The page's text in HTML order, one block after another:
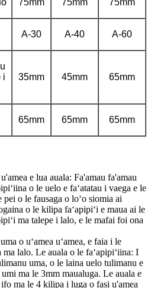
75mm 75mm 75mm
A-30 A-40 A-60
i
35mm 45mm 65mm
65mm 65mm 65mm
e lua auala: Fa'amau fa'amau
o le uelo e faʻatatau i vaega e le
pei o le fausaga o loʻo siomia ai
o le kilipa faʻapipiʻi e maua ai le
ma talepe i lalo, e le mafai foi ona
o uʻamea uʻamea, e faia i le
lalo. Le auala o le faʻapipiʻiina: I
uma, o le laina uelo tulimanu e
ma le 3mm maualuga. Le auala e
ma le 4 kilipa i luga o fasi u'amea